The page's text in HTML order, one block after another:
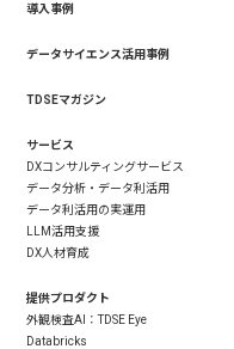
導入事例
データサイエンス活用事例
TDSEマガジン
サービス
DXコンサルティングサービス
データ分析・データ利活用
データ利活用の実運用
LLM活用支援
DX人材育成
提供プロダクト
外観検査AI：TDSE Eye
Databricks